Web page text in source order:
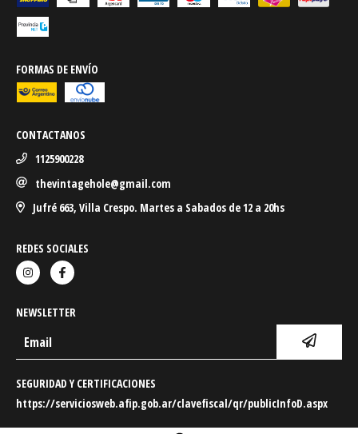
FORMAS DE ENVÍO
CONTACTANOS
1125900228
thevintagehole@gmail.com
Jufré 663, Villa Crespo. Martes a Sabados de 12 a 20hs
REDES SOCIALES
NEWSLETTER
SEGURIDAD Y CERTIFICACIONES
https://serviciosweb.afip.gob.ar/clavefiscal/qr/publicInfoD.aspx